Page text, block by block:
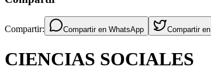
Compartir: Compartir en WhatsApp Compartir en
CIENCIAS SOCIALES